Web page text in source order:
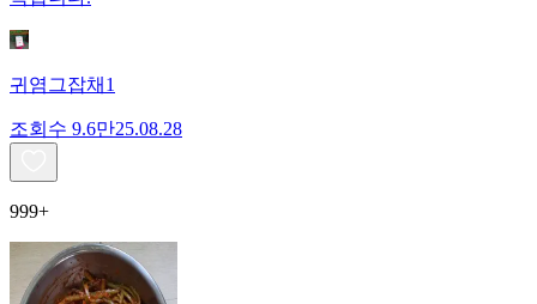
귀염그잡채1
조회수 9.6만25.08.28
999+